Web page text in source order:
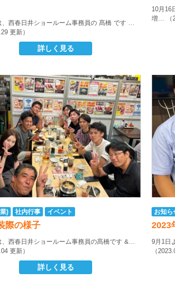
、西春日井ショールーム事務員の 髙橋 です …
更新）
詳しく見る
10月16
増…
) 社内行事 イベント
際の様子
、西春日井ショールーム事務員の髙橋です &…
更新）
詳しく見る
お知ら
2023
9月1日
（